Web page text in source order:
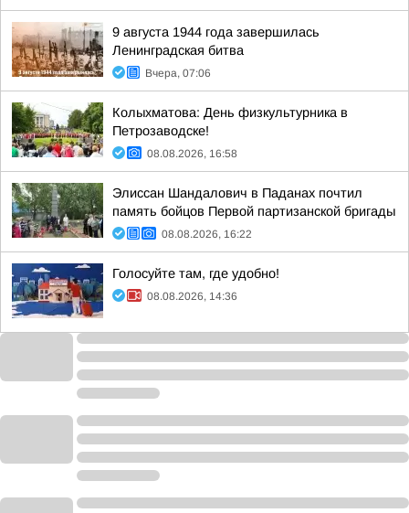
9 августа 1944 года завершилась
Ленинградская битва
Вчера, 07:06
Колыхматова: День физкультурника в
Петрозаводске!
08.08.2026, 16:58
Элиссан Шандалович в Паданах почтил
память бойцов Первой партизанской бригады
08.08.2026, 16:22
Голосуйте там, где удобно!
08.08.2026, 14:36